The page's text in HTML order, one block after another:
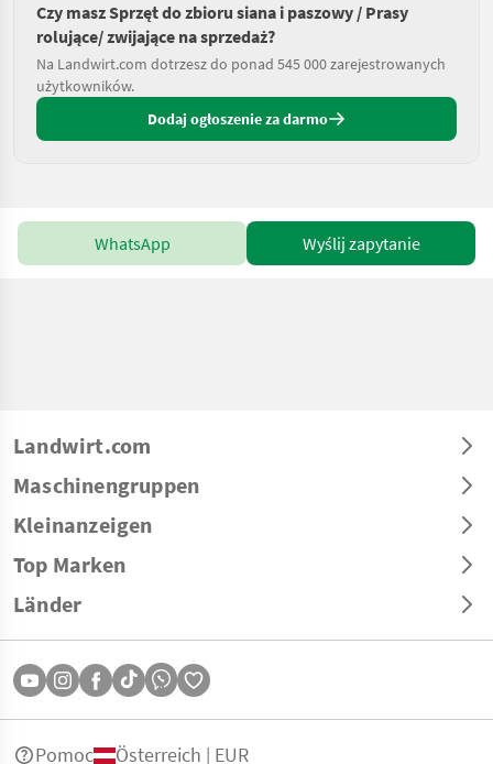
Czy masz Sprzęt do zbioru siana i paszowy / Prasy
rolujące/ zwijające na sprzedaż?
Na Landwirt.com dotrzesz do ponad 545 000 zarejestrowanych
użytkowników.
Dodaj ogłoszenie za darmo
WhatsApp Wyślij zapytanie
Landwirt.com
Maschinengruppen
Kleinanzeigen
Top Marken
Länder
Pomoc Österreich | EUR